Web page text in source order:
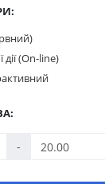
(On-line)
-